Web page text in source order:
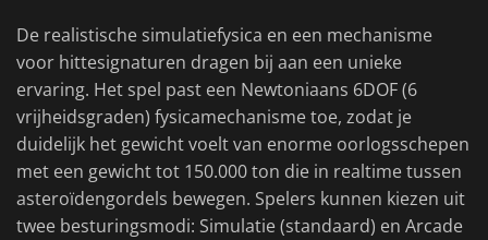
De realistische simulatiefysica en een mechanisme
voor hittesignaturen dragen bij aan een unieke
ervaring. Het spel past een Newtoniaans 6DOF (6
vrijheidsgraden) fysicamechanisme toe, zodat je
duidelijk het gewicht voelt van enorme oorlogsschepen
met een gewicht tot 150.000 ton die in realtime tussen
asteroïdengordels bewegen. Spelers kunnen kiezen uit
twee besturingsmodi: Simulatie (standaard) en Arcade